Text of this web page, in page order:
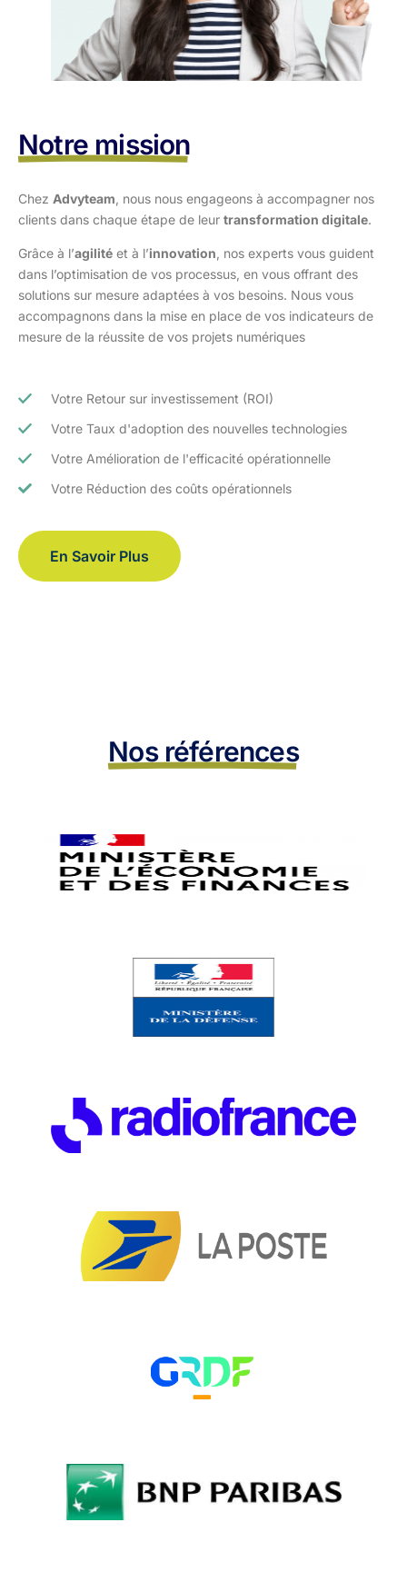
Notre mission
Chez Advyteam , nous nous engageons à accompagner nos
clients dans chaque étape de leur transformation digitale.
Grâce à l’agilité et à l’innovation , nos experts vous guident
dans l’optimisation de vos processus, en vous offrant des
solutions sur mesure adaptées à vos besoins. Nous vous
accompagnons dans la mise en place de vos indicateurs de
mesure de la réussite de vos projets numériques
Votre Retour sur investissement (ROI)
Votre Taux d'adoption des nouvelles technologies
Votre Amélioration de l'efficacité opérationnelle
Votre Réduction des coûts opérationnels
En Savoir Plus
Nos références